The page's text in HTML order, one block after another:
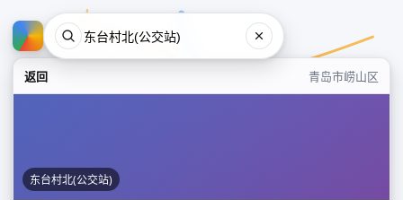
返回 青岛市崂山区
东台村北(公交站)